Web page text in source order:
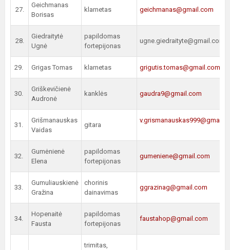
27.
Geichmanas
Borisas
klarnetas geichmanas@gmail.com
28.
Giedraitytė
Ugnė
papildomas
fortepijonas
ugne.giedraityte@gmail.com
29. Grigas Tomas klarnetas grigutis.tomas@gmail.com
30.
Griškevičienė
Audronė
kanklės gaudra9@gmail.com
31.
Grišmanauskas
Vaidas
gitara
32.
Gumėnienė
Elena
papildomas
fortepijonas
gumeniene@gmail.com
33.
Gumuliauskienė
Gražina
chorinis
dainavimas
ggrazinag@gmail.com
34.
Hopenaitė
Fausta
papildomas
fortepijonas
faustahop@gmail.com
trimitas,